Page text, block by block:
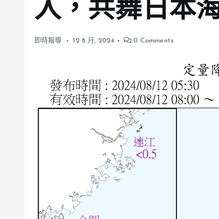
入，共舞日本
即時報導 12 8 月, 2024 0 Comments